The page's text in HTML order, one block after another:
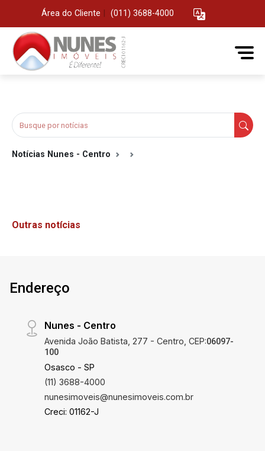
Área do Cliente (011) 3688-4000
Notícias Nunes - Centro
Outras notícias
Endereço
Nunes - Centro
Avenida João Batista, 277 - Centro, CEP:06097-
100
Osasco - SP
(11) 3688-4000
nunesimoveis@nunesimoveis.com.br
Creci: 01162-J